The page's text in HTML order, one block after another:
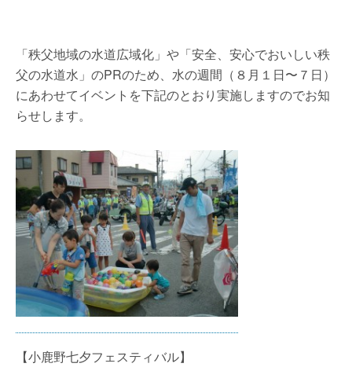
「秩父地域の水道広域化」や「安全、安心でおいしい秩
父の水道水」のPRのため、水の週間（８月１日〜７日）
にあわせてイベントを下記のとおり実施しますのでお知
らせします。
【小鹿野七夕フェスティバル】